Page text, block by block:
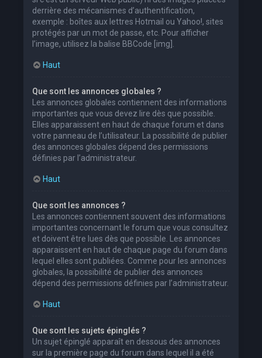
derrière des mécanismes d’authentification,
exemple : boîtes aux lettres Hotmail ou Yahoo!, sites
protégés par un mot de passe, etc. Pour afficher
l’image, utilisez la balise BBCode [img].
Haut
Que sont les annonces globales ?
Les annonces globales contiennent des informations
importantes que vous devez lire dès que possible.
Elles apparaissent en haut de chaque forum et dans
votre panneau de l’utilisateur. La possibilité de publier
des annonces globales dépend des permissions
définies par l’administrateur.
Haut
Que sont les annonces ?
Les annonces contiennent souvent des informations
importantes concernant le forum que vous consultez
et doivent être lues dès que possible. Les annonces
apparaissent en haut de chaque page du forum dans
lequel elles sont publiées. Comme pour les annonces
globales, la possibilité de publier des annonces
dépend des permissions définies par l’administrateur.
Haut
Que sont les sujets épinglés ?
Un sujet épinglé apparaît en dessous des annonces
sur la première page du forum dans lequel il a été